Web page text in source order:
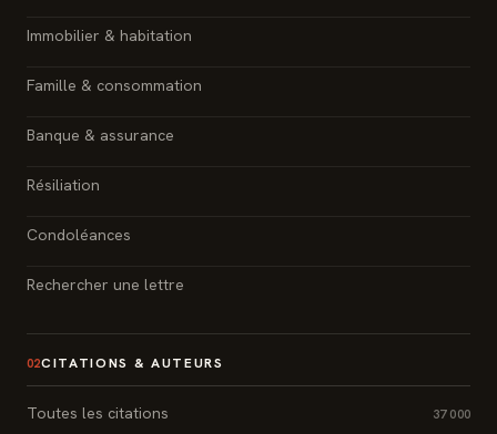
Immobilier & habitation
Famille & consommation
Banque & assurance
Résiliation
Condoléances
Rechercher une lettre
02CITATIONS & AUTEURS
Toutes les citations 37 000